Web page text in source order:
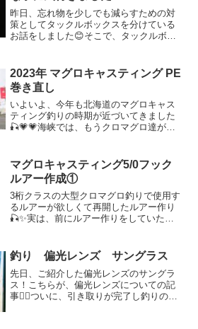
昨日、忘れ物を少しでも減らすための対
策としてタックルボックスを分けている
お話をしました😊そこで、タックルボッ
ら始めたマグロ釣りでの事です😃大事な
事に気付いてしまいました...
2023年 マグロキャスティング PE
巻き直し
いよいよ、今年も北海道のマグロキャス
ティング釣りの時期が近づいてきました
🎣💗💗海峡では、もうクロマグロ達が現
は、PEの巻き直し😚✨早速、絶大なる信
頼を寄せていて、毎年、マ...
マグロキャスティング5/0フック
ルアー作成①
3桁クラスの大型クロマグロ釣りで使用す
るルアーが欲しくて再開したルアー作り
🎣✨実は、前にルアー作りをしていた時
は、欲張りな私を発揮して、4/0フックが
付くルアー、5...
釣り 偏光レンズ サングラス
先日、ご紹介した偏光レンズのサングラ
ス！こちらが、偏光レンズについての記
事💁‍♀️ついに、引き取りが完了し釣りの時